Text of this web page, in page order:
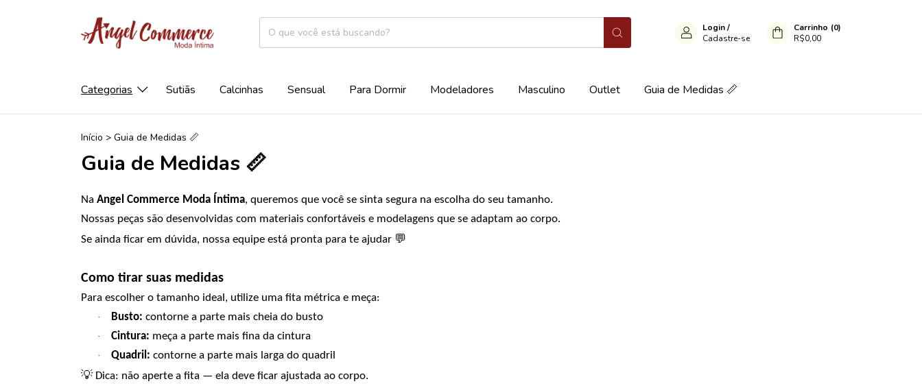
Login/
Cadastre-se
Carrinho (0)
R$0,00
Categorias Sutiãs Calcinhas Sensual Para Dormir Modeladores Masculino Outlet Guia de Medidas 📏
Início > Guia de Medidas 📏
Guia de Medidas 📏
Na Angel Commerce Moda Íntima, queremos que você se sinta segura na escolha do seu tamanho.
Nossas peças são desenvolvidas com materiais confortáveis e modelagens que se adaptam ao corpo.
Se ainda ficar em dúvida, nossa equipe está pronta para te ajudar 💬
Como tirar suas medidas
Para escolher o tamanho ideal, utilize uma fita métrica e meça:
· Busto: contorne a parte mais cheia do busto
· Cintura: meça a parte mais fina da cintura
· Quadril: contorne a parte mais larga do quadril
💡Dica: não aperte a fita — ela deve ficar ajustada ao corpo.